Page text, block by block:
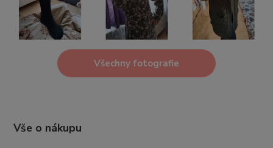
Všechny fotografie
Vše o nákupu